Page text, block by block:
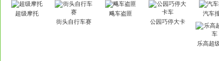
超级摩托
街头自行车赛
飚车盗匪
公园巧停大卡
汽车
乐高超